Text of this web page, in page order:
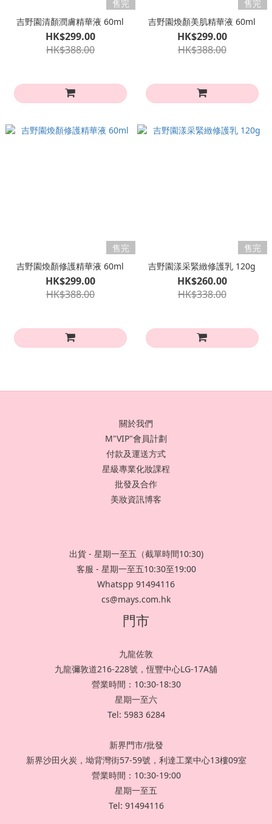
售完
吉野園清顏潤膚精華液 60ml
HK$299.00
HK$388.00
售完
吉野園煥顏美肌精華液 60ml
HK$299.00
HK$388.00
售完
吉野園煥顏修護精華液 60ml
HK$299.00
HK$388.00
售完
吉野園漾采緊緻修護乳 120g
HK$260.00
HK$338.00
關於我們
M"VIP"會員計劃
付款及運送方式
星級專業化妝課程
批發及合作
美妝資訊博客
出貨 - 星期一至五（截單時間10:30)
客服 - 星期一至五10:30至19:00
Whatspp 91494116
cs@mays.com.hk
門市
九龍佐敦
九龍彌敦道216-228號，恆豐中心LG-17A舖
營業時間：10:30-18:30
星期一至六
Tel: 5983 6284
新界門市/批發
新界沙田火炭，坳背灣街57-59號，利達工業中心13樓09室
營業時間：10:30-19:00
星期一至五
Tel: 91494116